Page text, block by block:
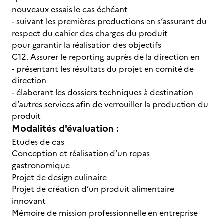
nouveaux essais le cas échéant
- suivant les premières productions en s’assurant du
respect du cahier des charges du produit
pour garantir la réalisation des objectifs
C12. Assurer le reporting auprès de la direction en
- présentant les résultats du projet en comité de
direction
- élaborant les dossiers techniques à destination
d’autres services afin de verrouiller la production du
produit
Modalités d'évaluation :
Etudes de cas
Conception et réalisation d’un repas
gastronomique
Projet de design culinaire
Projet de création d’un produit alimentaire
innovant
Mémoire de mission professionnelle en entreprise